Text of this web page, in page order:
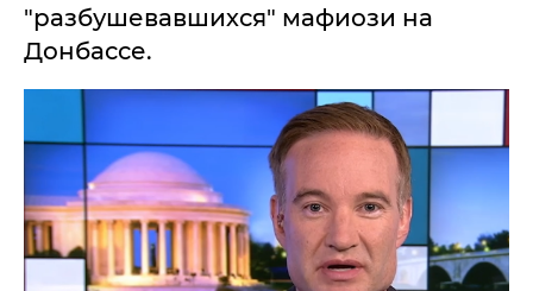
"разбушевавшихся" мафиози на
Донбассе.